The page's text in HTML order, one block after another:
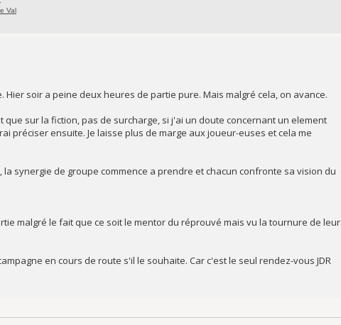
Val
soir a peine deux heures de partie pure. Mais malgré cela, on avance.
sur la fiction, pas de surcharge, si j'ai un doute concernant un element
préciser ensuite. Je laisse plus de marge aux joueur-euses et cela me
synergie de groupe commence a prendre et chacun confronte sa vision du
malgré le fait que ce soit le mentor du réprouvé mais vu la tournure de leur
en cours de route s'il le souhaite. Car c'est le seul rendez-vous JDR